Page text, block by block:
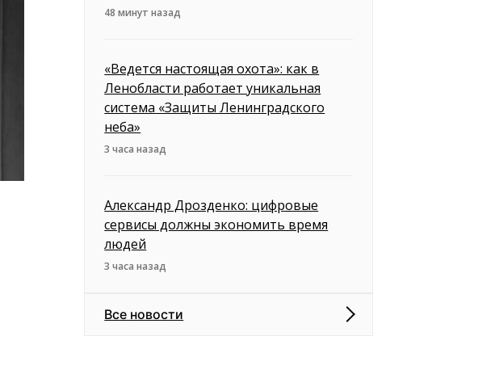
48 минут назад
«Ведется настоящая охота»: как в
Ленобласти работает уникальная
система «Защиты Ленинградского
неба»
3 часа назад
Александр Дрозденко: цифровые
сервисы должны экономить время
людей
3 часа назад
Все новости